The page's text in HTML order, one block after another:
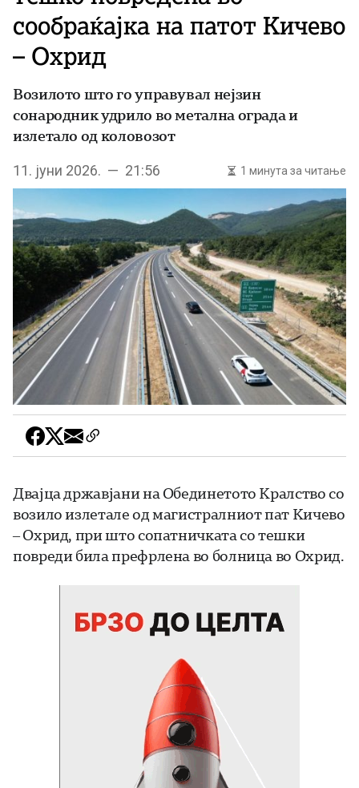
сообраќајка на патот Кичево
– Охрид
Возилото што го управувал нејзин
сонародник удрило во метална ограда и
излетало од коловозот
11. јуни 2026. — 21:56 1 минута за читање
Двајца државјани на Обединетото Кралство со
возило излетале од магистралниот пат Кичево
– Охрид, при што сопатничката со тешки
повреди била префрлена во болница во Охрид.